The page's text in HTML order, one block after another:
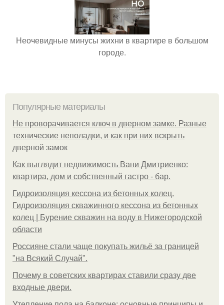
Неочевидные минусы жихни в квартире в большом
городе.
Популярные материалы
Не проворачивается ключ в дверном замке. Разные
технические неполадки, и как при них вскрыть
дверной замок
Как выглядит недвижимость Вани Дмитриенко:
квартира, дом и собственный гастро - бар.
Гидроизоляция кессона из бетонных колец.
Гидроизоляция скважинного кессона из бетонных
колец | Бурение скважин на воду в Нижегородской
области
Россияне стали чаще покупать жильё за границей
"на Всякий Случай".
Почему в советских квартирах ставили сразу две
входные двери.